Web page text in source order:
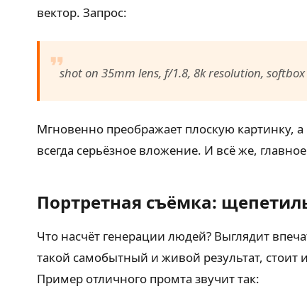
вектор. Запрос:
shot on 35mm lens, f/1.8, 8k resolution,
Мгновенно преображает плоскую картинку,
всегда серьёзное вложение. И всё же,
Портретная съёмка:
Что насчёт генерации людей? Выглядит
такой самобытный и живой результат,
Пример отличного промта звучит так: